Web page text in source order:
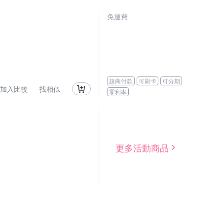
加入比較 找相似
免運費
超商付款 可刷卡
可分期
零利率
更多活動商品